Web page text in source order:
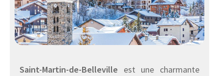
Saint-Martin-de-Belleville est une charmante